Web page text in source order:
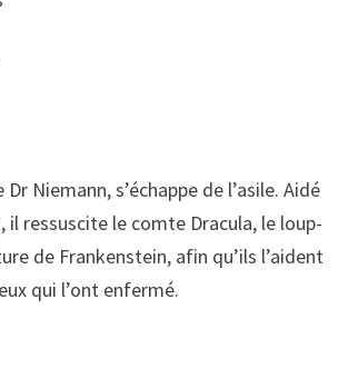
Niemann, s’échappe de l’asile. Aidé
il ressuscite le comte Dracula, le loup-
de Frankenstein, afin qu’ils l’aident
qui l’ont enfermé.